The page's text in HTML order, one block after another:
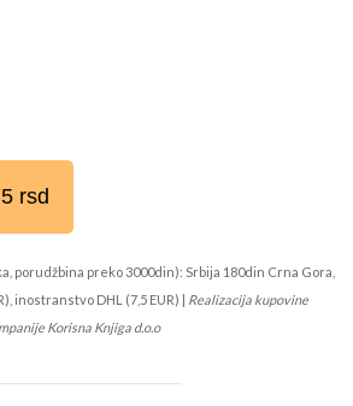
rsd
porudžbina preko 3000din): Srbija 180din Crna Gora,
inostranstvo DHL (7,5 EUR) | Realizacija kupovine
Korisna Knjiga d.o.o